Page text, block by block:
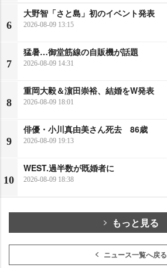
6
大野智「さと島」初のイベント発表
2026-08-09 13:15
7
猛暑…御堂筋線の自販機が話題
2026-08-09 14:31
8
重岡大毅＆濵田崇裕、結婚をW発表
2026-08-09 18:01
9
俳優・小川真由美さん死去 86歳
2026-08-09 19:13
10
WEST.過半数が既婚者に
2026-08-09 18:38
もっと見る
ニュース一覧へ戻る